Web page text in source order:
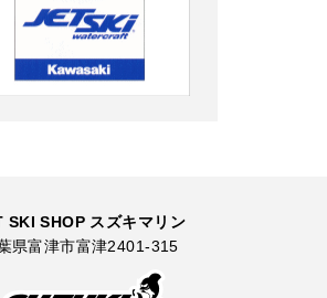
SKI SHOP スズキマリン
県富津市富津2401-315